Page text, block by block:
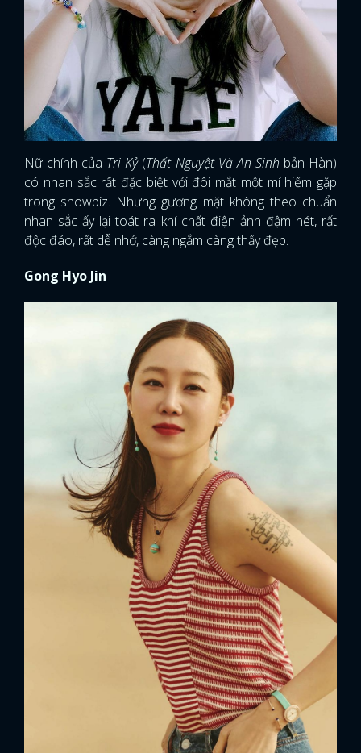
Nữ chính của Tri Kỷ(Thất Nguyệt Và An Sinh bản Hàn)
có nhan sắc rất đặc biệt với đôi mắt một mí hiếm gặp
trong showbiz. Nhưng gương mặt không theo chuẩn
nhan sắc ấy lại toát ra khí chất điện ảnh đậm nét, rất
độc đáo, rất dễ nhớ, càng ngắm càng thấy đẹp.
Gong Hyo Jin